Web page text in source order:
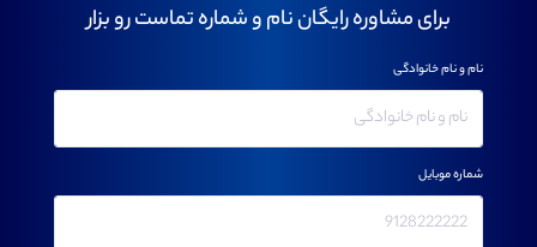
برای مشاوره رایگان نام و شماره تماست رو بزار
نام و نام خانوادگی
شماره موبایل